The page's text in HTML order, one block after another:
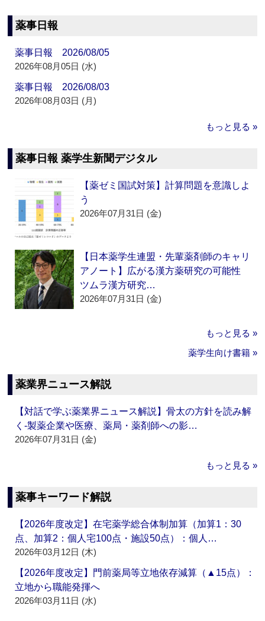
薬事日報
薬事日報 2026/08/05
2026年08月05日 (水)
薬事日報 2026/08/03
2026年08月03日 (月)
もっと見る »
薬事日報 薬学生新聞デジタル
【薬ゼミ国試対策】計算問題を意識しよ
う
2026年07月31日 (金)
【日本薬学生連盟・先輩薬剤師のキャリ
アノート】広がる漢方薬研究の可能性
ツムラ漢方研究…
2026年07月31日 (金)
もっと見る »
薬学生向け書籍 »
薬業界ニュース解説
【対話で学ぶ薬業界ニュース解説】骨太の方針を読み解
く‐製薬企業や医療、薬局・薬剤師への影…
2026年07月31日 (金)
もっと見る »
薬事キーワード解説
【2026年度改定】在宅薬学総合体制加算（加算1：30
点、加算2：個人宅100点・施設50点）：個人…
2026年03月12日 (木)
【2026年度改定】門前薬局等立地依存減算（▲15点）：
立地から職能発揮へ
2026年03月11日 (水)